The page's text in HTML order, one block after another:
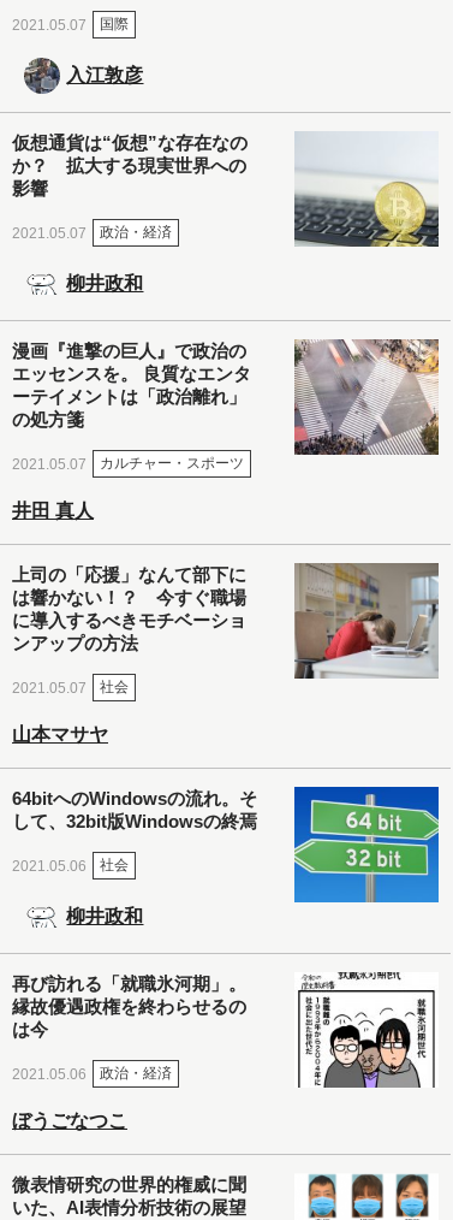
2021.05.07 国際
入江敦彦
仮想通貨は“仮想”な存在なの
か？ 拡大する現実世界への
影響
2021.05.07 政治・経済
柳井政和
漫画『進撃の巨人』で政治の
エッセンスを。 良質なエンタ
ーテイメントは「政治離れ」
の処方箋
2021.05.07 カルチャー・スポーツ
井田 真人
上司の「応援」なんて部下に
は響かない！？ 今すぐ職場
に導入するべきモチベーショ
ンアップの方法
2021.05.07 社会
山本マサヤ
64bitへのWindowsの流れ。そ
して、32bit版Windowsの終焉
2021.05.06 社会
柳井政和
再び訪れる「就職氷河期」。
縁故優遇政権を終わらせるの
は今
2021.05.06 政治・経済
ぼうごなつこ
微表情研究の世界的権威に聞
いた、AI表情分析技術の展望